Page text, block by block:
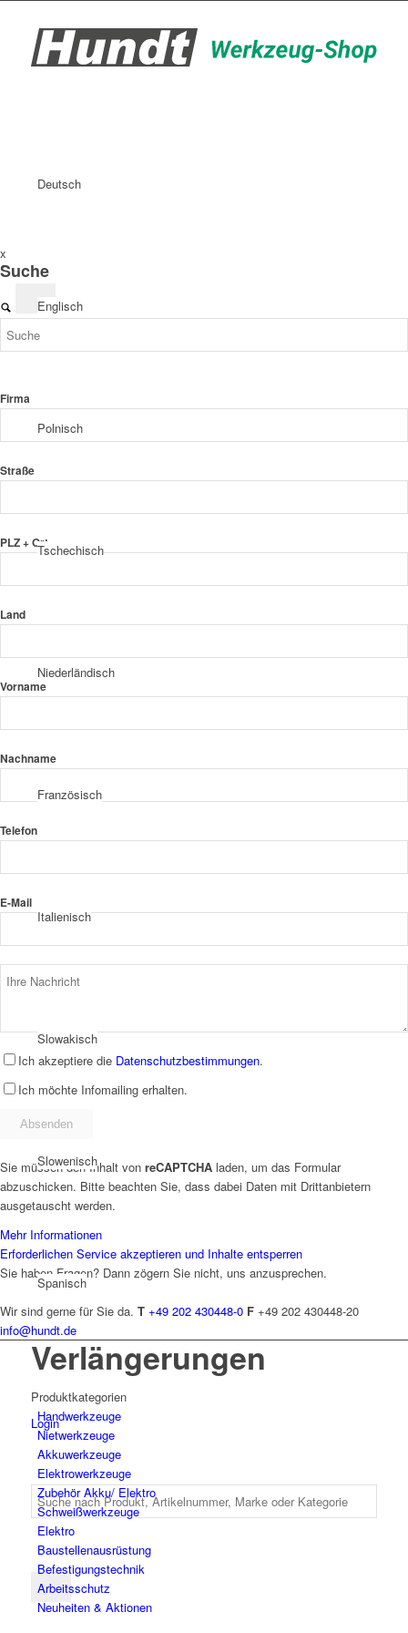
Deutsch
Englisch
Polnisch
Tschechisch
Niederländisch
Französisch
Italienisch
Slowakisch
Slowenisch
Spanisch
Login
x
Suche
Firma
Straße
PLZ + Ort
Land
Vorname
Nachname
Telefon
E-Mail
Ich akzeptiere die Datenschutzbestimmungen.
Ich möchte Infomailing erhalten.
Sie müssen den Inhalt von reCAPTCHA laden, um das Formular
abzuschicken. Bitte beachten Sie, dass dabei Daten mit Drittanbietern
ausgetauscht werden.
Mehr Informationen
Erforderlichen Service akzeptieren und Inhalte entsperren
Sie haben Fragen? Dann zögern Sie nicht, uns anzusprechen.
Wir sind gerne für Sie da. T +49 202 430448-0 F +49 202 430448-20
info@hundt.de
Verlängerungen
Produktkategorien
Hand­werk­zeuge
Niet­werk­zeuge
Akkuwerkzeuge
Elektro­werk­zeuge
Zubehör Akku/ Elektro
Schweiß­werk­zeuge
Elektro
Bau­stellen­aus­rüstung
Befesti­gungs­technik
Arbeits­schutz
Neuheiten & Aktionen